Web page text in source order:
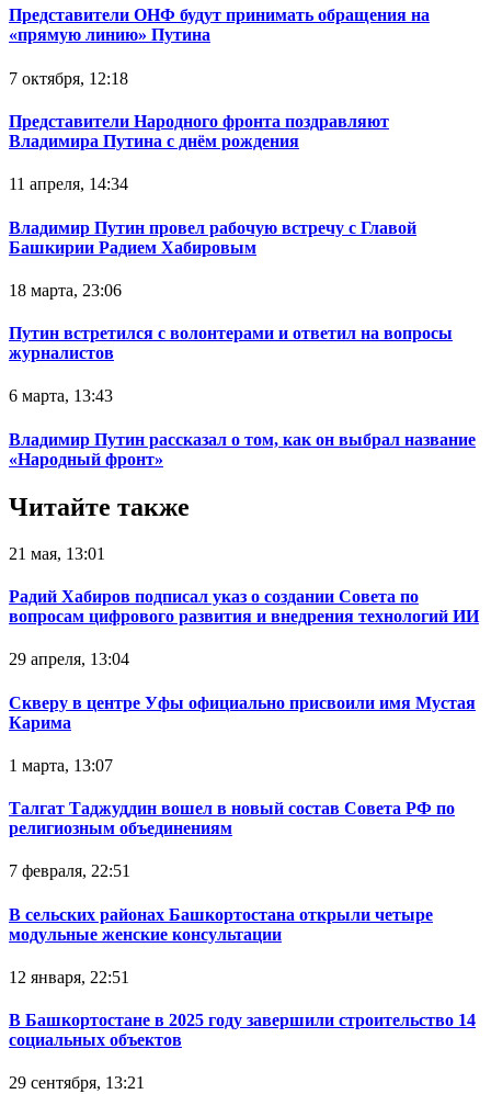
Представители ОНФ будут принимать обращения на
«прямую линию» Путина
7 октября, 12:18
Представители Народного фронта поздравляют
Владимира Путина с днём рождения
11 апреля, 14:34
Владимир Путин провел рабочую встречу с Главой
Башкирии Радием Хабировым
18 марта, 23:06
Путин встретился с волонтерами и ответил на вопросы
журналистов
6 марта, 13:43
Владимир Путин рассказал о том, как он выбрал название
«Народный фронт»
Читайте также
21 мая, 13:01
Радий Хабиров подписал указ о создании Совета по
вопросам цифрового развития и внедрения технологий ИИ
29 апреля, 13:04
Скверу в центре Уфы официально присвоили имя Мустая
Карима
1 марта, 13:07
Талгат Таджуддин вошел в новый состав Совета РФ по
религиозным объединениям
7 февраля, 22:51
В сельских районах Башкортостана открыли четыре
модульные женские консультации
12 января, 22:51
В Башкортостане в 2025 году завершили строительство 14
социальных объектов
29 сентября, 13:21